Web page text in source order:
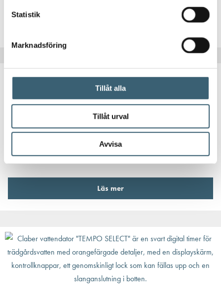
Statistik
Marknadsföring
Tillåt alla
Tillåt urval
Avvisa
AUTOMATBEVATTNING
Läs mer